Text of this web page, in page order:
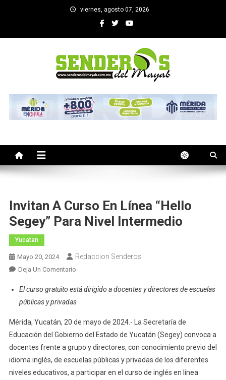
viernes, agosto 07, 2026
SENDEROS DEL MAYAB
Invitan A Curso En Línea “Hello
Segey” Para Nivel Intermedio
Yucatan
Mayo 20, 2024 Redaccion Senderos
Deja Un ComentarioEn
A
Curso
Línea
“Hello
Segey”
Para
Nivel
El curso gratuito está dirigido a docentes y directores de escuelas
públicas y privadas
Mérida, Yucatán, 20 de mayo de 2024.- La Secretaría de
Educación del Gobierno del Estado de Yucatán (Segey) convoca a
docentes frente a grupo y directores, con conocimiento previo del
idioma inglés, de escuelas públicas y privadas de los diferentes
niveles educativos, a participar en el curso de inglés en línea